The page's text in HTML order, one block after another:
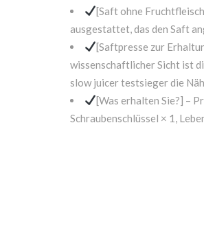
[Saft ohne
ausgestattet, das den Saft
[Saftpresse zur
wissenschaftlicher Sicht ist
slow juicer testsieger die
[Was erhalten Sie?] –
Schraubenschlüssel × 1,